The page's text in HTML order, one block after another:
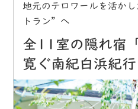
地元のテロワールを活か
トラン”へ
全11室の隠れ宿
寛ぐ南紀白浜紀行